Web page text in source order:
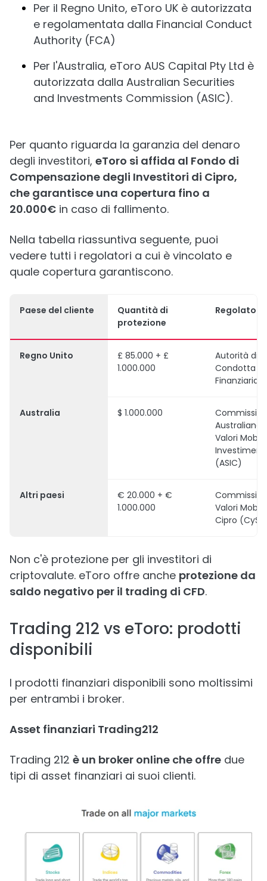
Per il Regno Unito, eToro UK è autorizzata
e regolamentata dalla Financial Conduct
Authority (FCA)
Per l'Australia, eToro AUS Capital Pty Ltd è
autorizzata dalla Australian Securities
and Investments Commission (ASIC).
Per quanto riguarda la garanzia del denaro
degli investitori, eToro si affida al Fondo di
Compensazione degli Investitori di Cipro,
che garantisce una copertura fino a
20.000€ in caso di fallimento.
Nella tabella riassuntiva seguente, puoi
vedere tutti i regolatori a cui è vincolato e
quale copertura garantiscono.
Paese del cliente
Quantità di
protezione
Regolatore
Regno Unito
£ 85.000 + £
1.000.000
Autorità di
Condotta
Finanziaria
Australia $ 1.000.000
Australiana
Valori
Investimenti
(ASIC)
Altri paesi
€ 20.000 + €
1.000.000
Valori
Cipro
Non c'è protezione per gli investitori di
criptovalute. eToro offre anche protezione da
saldo negativo per il trading di CFD.
Trading 212 vs eToro: prodotti
disponibili
I prodotti finanziari disponibili sono moltissimi
per entrambi i broker.
Asset finanziari Trading212
Trading 212 è un broker online che offre due
tipi di asset finanziari ai suoi clienti.